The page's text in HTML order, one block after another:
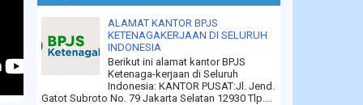
ALAMAT KANTOR BPJS
KETENAGAKERJAAN DI SELURUH
INDONESIA
Berikut ini alamat kantor BPJS
Ketenaga-kerjaan di Seluruh
Indonesia: KANTOR PUSAT:Jl. Jend.
Gatot Subroto No. 79 Jakarta Selatan 12930 Tlp....